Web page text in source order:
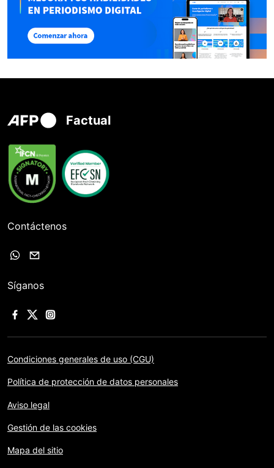
Factual
Contáctenos
Síganos
Condiciones generales de uso (CGU)
Política de protección de datos personales
Aviso legal
Gestión de las cookies
Mapa del sitio